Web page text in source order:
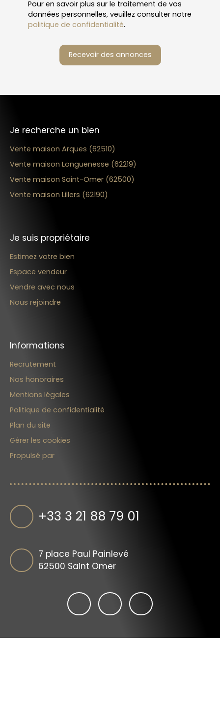
Pour en savoir plus sur le traitement de vos
données personnelles, veuillez consulter notre
politique de confidentialité.
Recevoir des annonces
Je recherche un bien
Vente maison Arques (62510)
Vente maison Longuenesse (62219)
Vente maison Saint-Omer (62500)
Vente maison Lillers (62190)
Je suis propriétaire
Estimez votre bien
Espace vendeur
Vendre avec nous
Nous rejoindre
Informations
Recrutement
Nos honoraires
Mentions légales
Politique de confidentialité
Plan du site
Gérer les cookies
Propulsé par
+33 3 21 88 79 01
7 place Paul Painlevé
62500 Saint Omer